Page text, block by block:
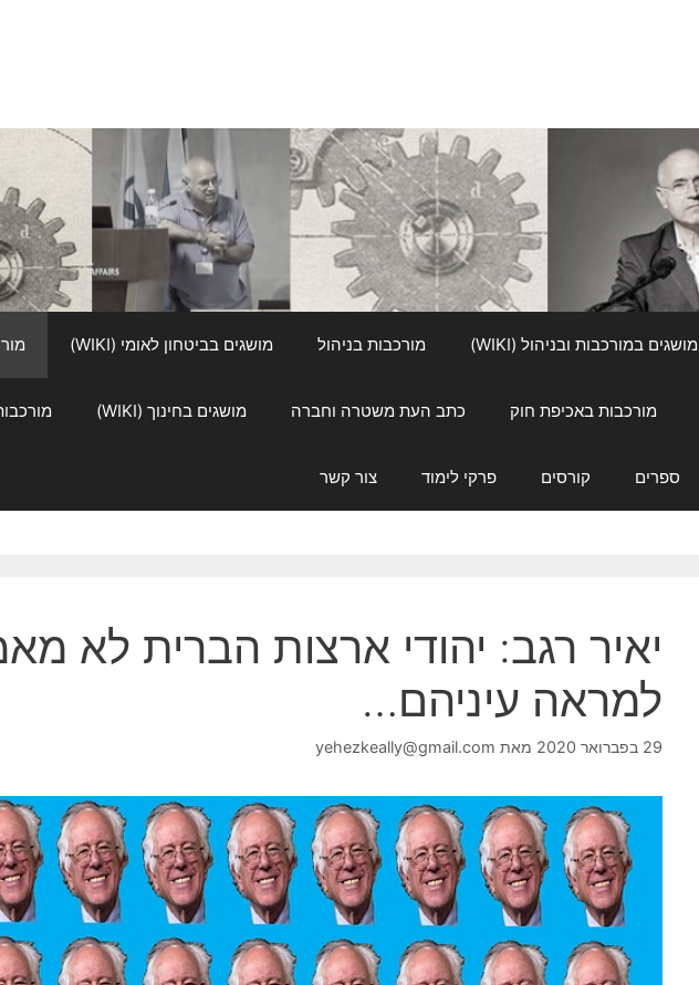
מושגים במורכבות ובניהול (WIKI) מורכבות בניהול מושגים בביטחון לאומי (WIKI)
מורכבות באכיפת חוק כתב העת משטרה וחברה מושגים בחינוך (WIKI)
ספרים קורסים פרקי לימוד צור קשר
יאיר רגב: יהודי ארצות הברית לא
למראה עיניהם…
29 בפברואר 2020 מאת yehezkeally@gmail.com